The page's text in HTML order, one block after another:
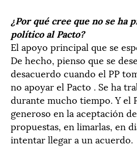
¿Por qué cree que no se ha
político al Pacto?
El apoyo principal que se
De hecho, pienso que se
desacuerdo cuando el PP
no apoyar el Pacto . Se ha
durante mucho tiempo. Y el
generoso en la aceptación
propuestas, en limarlas, en
intentar llegar a un acuerdo.